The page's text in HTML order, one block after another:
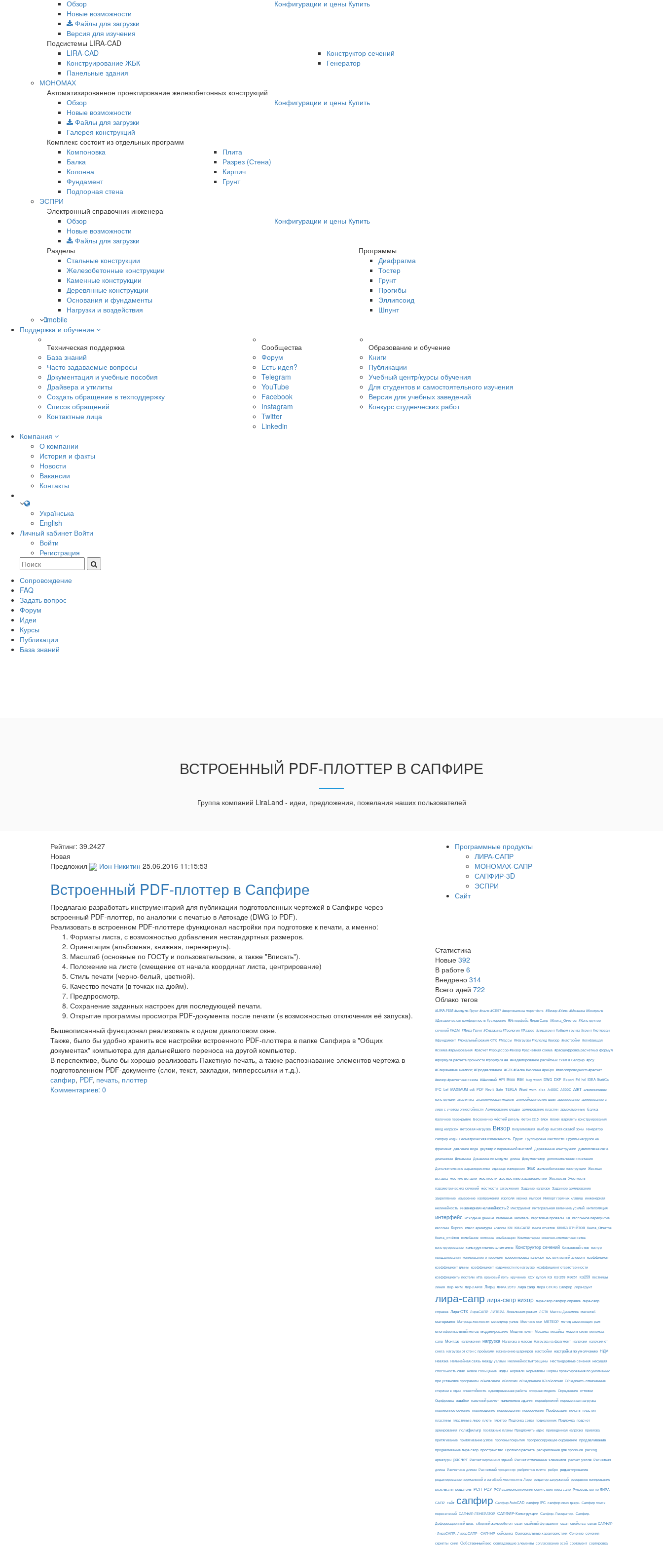
Обзор
Новые возможности
Файлы для загрузки
Версия для изучения
Конфигурации и цены Купить
Подсистемы LIRA-CAD
LIRA-CAD
Конструирование ЖБК
Панельные здания
Конструктор сечений
Генератор
МОНОМАХ
Автоматизированное проектирование железобетонных конструкций
Обзор
Новые возможности
Файлы для загрузки
Галерея конструкций
Конфигурации и цены Купить
Комплекс состоит из отдельных программ
Компоновка
Балка
Колонна
Фундамент
Подпорная стена
Плита
Разрез (Стена)
Кирпич
Грунт
ЭСПРИ
Электронный справочник инженера
Обзор
Новые возможности
Файлы для загрузки
Конфигурации и цены Купить
Разделы
Программы
Стальные конструкции
Железобетонные конструкции
Каменные конструкции
Деревянные конструкции
Основания и фундаменты
Нагрузки и воздействия
Диафрагма
Тостер
Грунт
Прогибы
Эллипсоид
Шпунт
mobile
Поддержка и обучение
Техническая поддержка
База знаний
Часто задаваемые вопросы
Документация и учебные пособия
Драйвера и утилиты
Создать обращение в техподдержку
Список обращений
Контактные лица
Сообщества
Форум
Есть идея?
Telegram
YouTube
Facebook
Instagram
Twitter
Linkedin
Образование и обучение
Книги
Публикации
Учебный центр/курсы обучения
Для студентов и самостоятельного изучения
Версия для учебных заведений
Конкурс студенческих работ
Компания
О компании
История и факты
Новости
Вакансии
Контакты
Українська
English
Личный кабинет Войти
Войти
Регистрация
Сопровождение
FAQ
Задать вопрос
Форум
Идеи
Курсы
Публикации
База знаний
ВСТРОЕННЫЙ PDF-ПЛОТТЕР В САПФИРЕ
Группа компаний LiraLand - идеи, предложения, пожелания наших пользователей
Рейтинг: 39.2427
Новая
Предложил
Ион Никитин 25.06.2016 11:15:53
Встроенный PDF-плоттер в Сапфире
Предлагаю разработать инструментарий для публикации подготовленных чертежей в Сапфире через
встроенный PDF-плоттер, по аналогии с печатью в Автокаде (DWG to PDF).
Реализовать в встроенном PDF-плоттере функционал настройки при подготовке к печати, а именно:
Форматы листа, с возможностью добавления нестандартных размеров.
Ориентация (альбомная, книжная, перевернуть).
Масштаб (основные по ГОСТу и пользовательские, а также "Вписать").
Положение на листе (смещение от начала координат листа, центрирование)
Стиль печати (черно-белый, цветной).
Качество печати (в точках на дюйм).
Предпросмотр.
Сохранение заданных настроек для последующей печати.
Открытие программы просмотра PDF-документа после печати (в возможностью отключения её запуска).
Вышеописанный функционал реализовать в одном диалоговом окне.
Также, было бы удобно хранить все настройки встроенного PDF-плоттера в папке Сапфира в "Общих
документах" компьютера для дальнейшего переноса на другой компьютер.
В перспективе, было бы хорошо реализовать Пакетную печать, а также распознавание элементов чертежа в
подготовленном PDF-документе (слои, текст, закладки, гипперссылки и т.д.).
сапфир, PDF, печать, плоттер
Комментариев: 0
Программные продукты
ЛИРА-САПР
МОНОМАХ-САПР
САПФИР-3D
ЭСПРИ
Сайт
Статистика
Новые 392
В работе 6
Внедрено 314
Всего идей 722
Облако тегов
#LIRA-FEM #модуль Ґрунт #паля #СЕ57 #вертикальна жорсткість #Визор #Узлы #Мозаика #Контроль
#Динамическая комфортность #ускорение #Интерфейс Лиры Сапр #Книга_Отчетов #Конструктор
сечений #НДМ #Лира-Грунт #Скважина #Геология #Разрез #лирагрунт #объем грунта #грунт #котлован
#фундамент #локальный режим СТК #Массы #Нагрузки #гололед #визор #настройки #огибающая
#схема #армирования #расчет #процессор #визор #расчетная схема #расшифровка расчетных формул
#формула расчета прочности #формула ## #Редактирование расчётных схем в Сапфир #рсу
#Стержневые аналоги; #Продавливание #СТК #балка #колонна #ребро #теплопроводность#расчет
#визор #расчетная схема #Шаговый API B500 BIM bug report DWG DXF Export Fd hd IDEA StatiCa
IFC Lef MAXIMUM odt PDF Revit Safe TEKLA Word work xlsx А400С А500С АЖТ алюминиевые
конструкции аналитика аналитическая модель антисейсмические швы армирование армирование в
лире с учетом огнестойкости Армирование кладки армирование пластин армокаменные балка
балочное перекрытие Бесконечно жёсткий ригель бетон 22.5 блок блоки варианты конструирования
ввод нагрузок ветровая нагрузка Визор Визуализация выбор высота сжатой зоны генератор
сапфир ноды Геометрическая изменяемость Грунт Группировка Жесткости Группы нагрузок на
фрагмент давление вода двутавр с переменной высотой Деревянные конструкции диалоговые окна
диапазоны Динамика Динамика по модулю длина Документатор дополнительные сочетания
Дополнительные характеристики единицы измерения ЖБК железобетонные конструкции Жесткая
вставка жесткие вставки жесткости жесткостные характеристики Жесткость Жесткость
параметрических сечений жёсткости загружения Задание нагрузок Заданное армирование
закрепление измерение изображения изополя иконка импорт Импорт горячих клавиш инженерная
нелинейность инженерная нелинейность 2 Инструмент интегральная величина усилий интеполяция
интерфейс исходные данные каменные капитель карстовые провалы КД кессонное перекрытие
кессоны Кирпич класс арматуры классы КМ КМ-САПР книга отчетов книга отчётов Книга_Отчетов
Книга_отчётов колебание колонна комбинации Комментарии конечно-элементная сетка
конструирование конструктивные элементы Конструктор сечений Контактный стык контур
продавливания копирование и проекция корректировка нагрузок коструктивный элемент коэффициент
коэффициент длины коэффициент надежности по нагрузке коэффициент ответственности
коэффициенты постели кПа крановый путь кручение КСУ купол КЭ КЭ 259 КЭ251 КЭ259 лестницы
линия Лир-АРМ Лир-ЛАРМ Лира ЛИРА 2019 лира сапр Лира СТК КС Сапфир лира-грунт
лира-сапр лира-сапр визор лира-сапр сапфир справка лира-сапр
справка Лира-СТК ЛираСАПР ЛИТЕРА Локальным режим ЛСТК Массы Динамика масштаб
материалы Матрица жесткости менеджер узлов Местные оси МЕТЕОР метод заменяющих рам
многофронтальный метод моделирование Модуль-грунт Мозаика мозайка момент силы мономах-
сапр Монтаж нагружения нагрузка Нагрузка в массы Нагрузка на фрагмент нагрузки нагрузки от
снега нагрузки от стен с проёмами назначение шарниров настройки настройки по умолчанию НДМ
Невязка Нелинейная связь между узлами Нелинейность#трещины Нестандартные сечения несущая
способность сваи новое сообщение ноды нормали нормативы Нормы проектирования по умолчанию
при установке программы обновление оболочки объединение КЭ оболочек Объединить отмеченные
стержни в один огнестойкость одновременная работа опорная модель Осреднение оттяжки
Оцифровка ошибки пакетный расчет панельные здания перевіряючий переменная нагрузка
переменное сечение перемещение перемещения пересечения Перфорация печать пластин
пластины пластины в лире плеть плоттер Подгонка сетки подколонник Подложка подсчет
армирования полифильтр поэтажные планы Предложить идею приведенная нагрузка привязка
притягивание притягивание узлов прогоны покрытия прогрессирующее обрушение продавливание
продавливание лира сапр пространство Протокол расчета раскрепления для прогибов расход
арматуры расчет Расчет кирпичных зданий Расчет отмеченных элементов расчет узлов Расчетная
длина Расчетные длины Расчетный процессор ребристые плиты ребро редактирование
редактирование нормальной и изгибной жесткости в Лире редактор загружений резервное копирование
результаты решатель РСН РСУ РСУ взаимоисключения сопутствие лира-сапр Руководство по ЛИРА-
САПР сайт сапфир Сапфир AutoCAD сапфир IFC сапфир окно дверь Сапфир поиск
пересечений САПФИР-ГЕНЕРАТОР САПФИР-Конструкции Сапфир. Генератор. Сапфир.
Деформационный шов. сборный железобетон сваи свайный фундамент свая свойства связь САПФИР
- ЛираСАПР. ЛирасСАПР - САПФИР сейсмика Секториальные характеристики Сечение сечения
скрипты снип Собственный вес совпадающие элементы согласование осей сортамент сортировка